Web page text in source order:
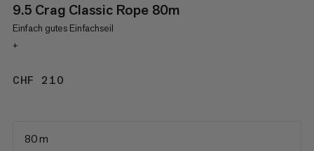
9.5 Crag Classic Rope 80m
Einfach gutes Einfachseil
+
CHF 210
80 m